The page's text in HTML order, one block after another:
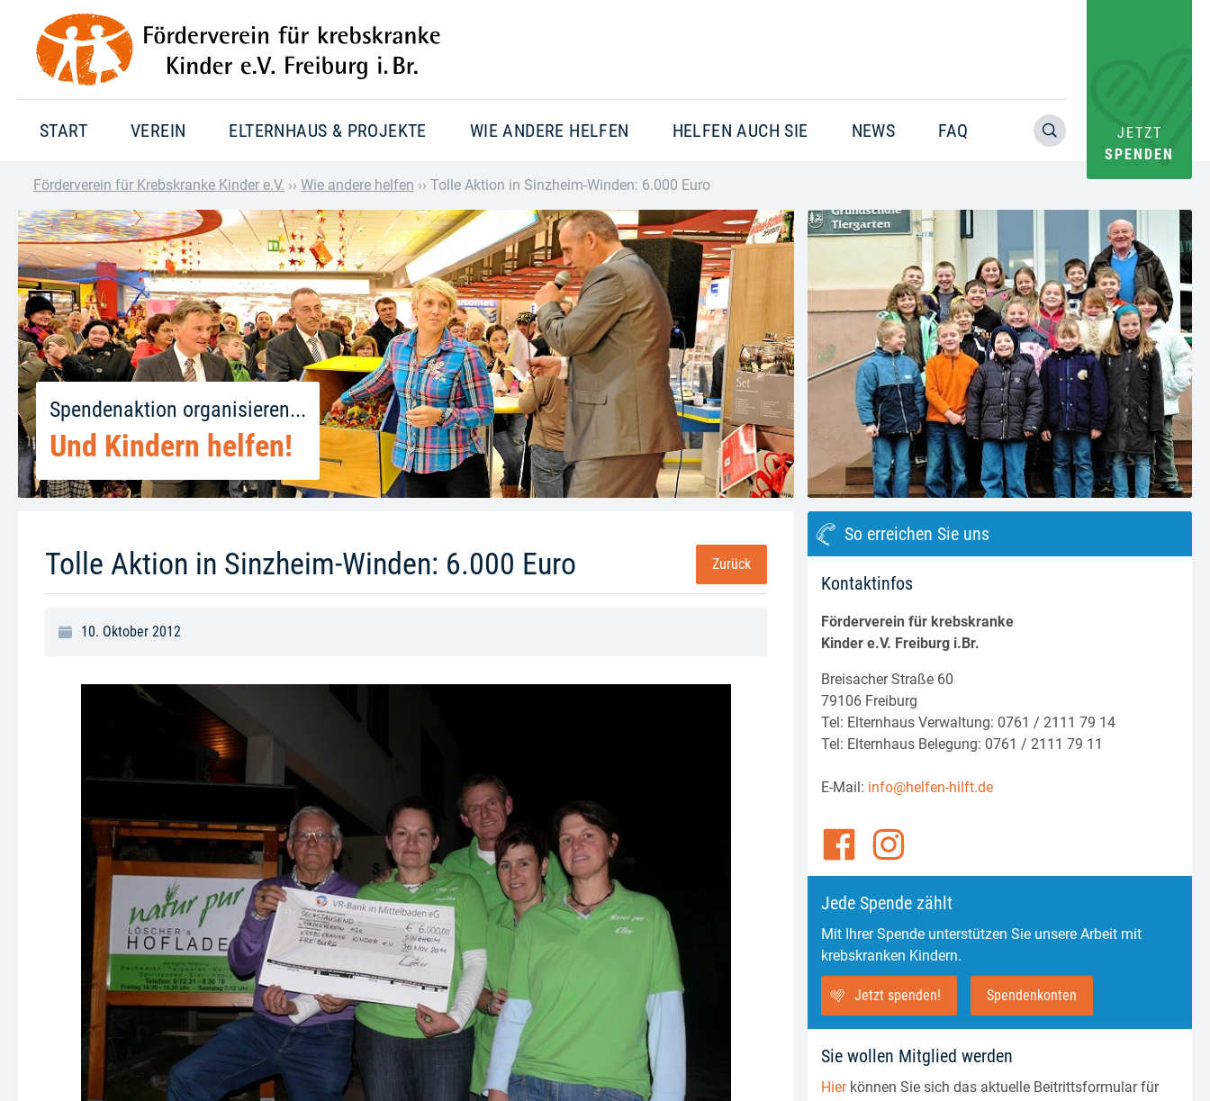
START VEREIN ELTERNHAUS & PROJEKTE WIE ANDERE HELFEN HELFEN AUCH SIE NEWS FAQ
JETZT
SPENDEN
Förderverein für Krebskranke Kinder e.V. ›› Wie andere helfen ›› Tolle Aktion in Sinzheim-Winden: 6.000 Euro
Spendenaktion organisieren...
Und Kindern helfen!
Warning
: Trying to access array offset on value of type bool in
/home/pacs/tgr09/users/website/doms/www.helfen-
hilft.de/htdocs-ssl/app/plugins/oxygen/component-
framework/components/classes/code-
block.class.php(133) : eval()'d code
on line
Tolle Aktion in Sinzheim-Winden: 6.000 Euro Zurück
10. Oktober 2012
So erreichen Sie uns
Kontaktinfos
Förderverein für krebskranke
Kinder e.V. Freiburg i.Br.
Breisacher Straße 60
79106 Freiburg
Tel: Elternhaus Verwaltung: 0761 / 2111 79 14
Tel: Elternhaus Belegung: 0761 / 2111 79 11
E-Mail: info@helfen-hilft.de
Jede Spende zählt
Mit Ihrer Spende unterstützen Sie unsere Arbeit mit
krebskranken Kindern.
Jetzt spenden! Spendenkonten
Sie wollen Mitglied werden
Hierkönnen Sie sich das aktuelle Beitrittsformular für